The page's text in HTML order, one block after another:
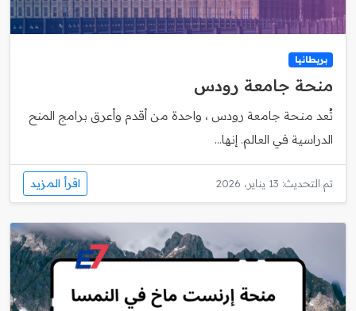
بريطانيا
منحة جامعة رودس
تُعد منحة جامعة رودس ، واحدة من أقدم وأعرق برامج المنح
الدراسية في العالم. إنها...
تم التحديث: 13 يناير، 2026 اقرأ المزيد